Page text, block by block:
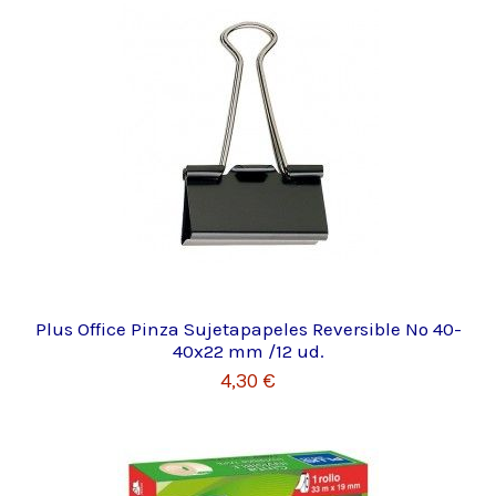
Plus Office Pinza Sujetapapeles Reversible Nº 40-
40x22 mm /12 ud.
4,30 €